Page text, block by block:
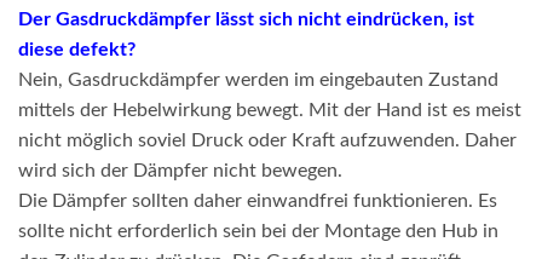
Der Gasdruckdämpfer lässt sich nicht eindrücken, ist
diese defekt?
Nein, Gasdruckdämpfer werden im eingebauten Zustand
mittels der Hebelwirkung bewegt. Mit der Hand ist es meist
nicht möglich soviel Druck oder Kraft aufzuwenden. Daher
wird sich der Dämpfer nicht bewegen.
Die Dämpfer sollten daher einwandfrei funktionieren. Es
sollte nicht erforderlich sein bei der Montage den Hub in